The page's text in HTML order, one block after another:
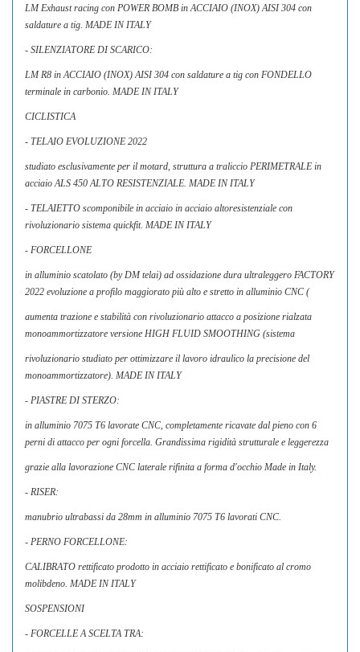
LM Exhaust racing con POWER BOMB in ACCIAIO (INOX) AISI 304 con
saldature a tig. MADE IN ITALY
- SILENZIATORE DI SCARICO:
LM R8 in ACCIAIO (INOX) AISI 304 con saldature a tig con FONDELLO
terminale in carbonio. MADE IN ITALY
CICLISTICA
- TELAIO EVOLUZIONE 2022
studiato esclusivamente per il motard, struttura a traliccio PERIMETRALE in
acciaio ALS 450 ALTO RESISTENZIALE. MADE IN ITALY
- TELAIETTO scomponibile in acciaio in acciaio altoresistenziale con
rivoluzionario sistema quickfit. MADE IN ITALY
- FORCELLONE
in alluminio scatolato (by DM telai) ad ossidazione dura ultraleggero FACTORY
2022 evoluzione a profilo maggiorato più alto e stretto in alluminio CNC (
aumenta trazione e stabilità con rivoluzionario attacco a posizione rialzata
monoammortizzatore versione HIGH FLUID SMOOTHING (sistema
rivoluzionario studiato per ottimizzare il lavoro idraulico la precisione del
monoammortizzatore). MADE IN ITALY
- PIASTRE DI STERZO:
in alluminio 7075 T6 lavorate CNC, completamente ricavate dal pieno con 6
perni di attacco per ogni forcella. Grandissima rigidità strutturale e leggerezza
grazie alla lavorazione CNC laterale rifinita a forma d'occhio Made in Italy.
- RISER:
manubrio ultrabassi da 28mm in alluminio 7075 T6 lavorati CNC.
- PERNO FORCELLONE:
CALIBRATO rettificato prodotto in acciaio rettificato e bonificato al cromo
molibdeno. MADE IN ITALY
SOSPENSIONI
- FORCELLE A SCELTA TRA:
LE MIE LISTE DI DESIDERI
CREATE WISHLIST
WISHLIST NAME
SIGN IN